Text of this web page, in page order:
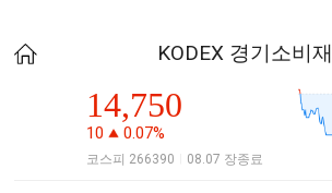
KODEX 경기소비재
14,750
10 0.07%
코스피 266390 08.07 장종료